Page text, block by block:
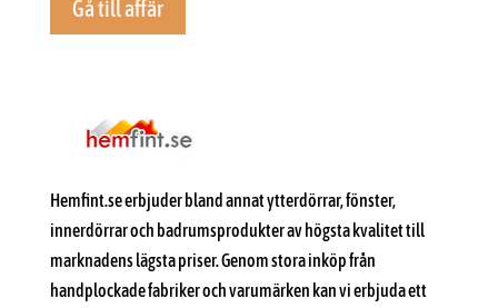
Gå till affär
Hemfint.se erbjuder bland annat ytterdörrar, fönster,
innerdörrar och badrumsprodukter av högsta kvalitet till
marknadens lägsta priser. Genom stora inköp från
handplockade fabriker och varumärken kan vi erbjuda ett